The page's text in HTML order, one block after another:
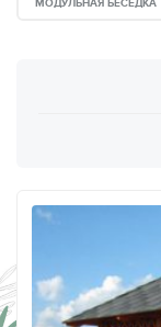
МОДУЛЬНАЯ БЕСЕДКА